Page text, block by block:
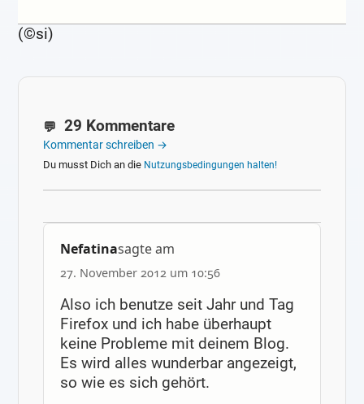
(©si)
29 Kommentare
Kommentar schreiben →
Du musst Dich an die Nutzungsbedingungen halten!
Nefatinasagte am
27. November 2012 um 10:56
Also ich benutze seit Jahr und Tag
Firefox und ich habe überhaupt
keine Probleme mit deinem Blog.
Es wird alles wunderbar angezeigt,
so wie es sich gehört.